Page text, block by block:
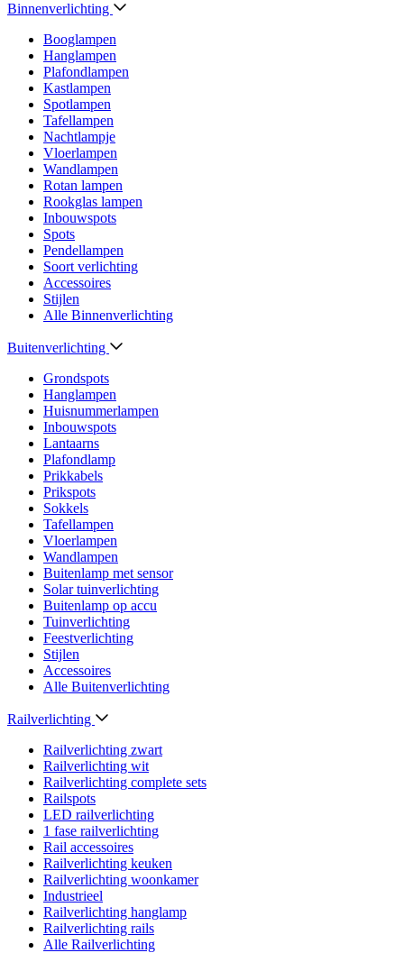
Binnenverlichting
Booglampen
Hanglampen
Plafondlampen
Kastlampen
Spotlampen
Tafellampen
Nachtlampje
Vloerlampen
Wandlampen
Rotan lampen
Rookglas lampen
Inbouwspots
Spots
Pendellampen
Soort verlichting
Accessoires
Stijlen
Alle Binnenverlichting
Buitenverlichting
Grondspots
Hanglampen
Huisnummerlampen
Inbouwspots
Lantaarns
Plafondlamp
Prikkabels
Prikspots
Sokkels
Tafellampen
Vloerlampen
Wandlampen
Buitenlamp met sensor
Solar tuinverlichting
Buitenlamp op accu
Tuinverlichting
Feestverlichting
Stijlen
Accessoires
Alle Buitenverlichting
Railverlichting
Railverlichting zwart
Railverlichting wit
Railverlichting complete sets
Railspots
LED railverlichting
1 fase railverlichting
Rail accessoires
Railverlichting keuken
Railverlichting woonkamer
Industrieel
Railverlichting hanglamp
Railverlichting rails
Alle Railverlichting